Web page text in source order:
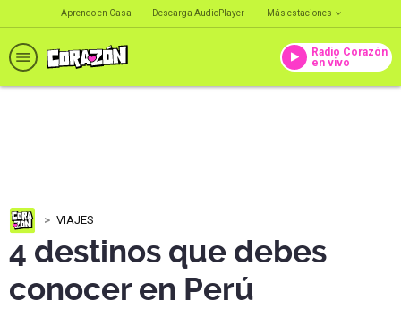
Aprendo en Casa Descarga AudioPlayer Más estaciones
Radio Corazón
en vivo
VIAJES
4 destinos que debes
conocer en Perú